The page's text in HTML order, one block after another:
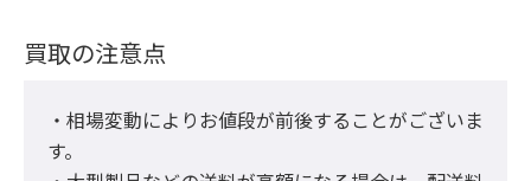
買取の注意点
・相場変動によりお値段が前後することがございま
す。